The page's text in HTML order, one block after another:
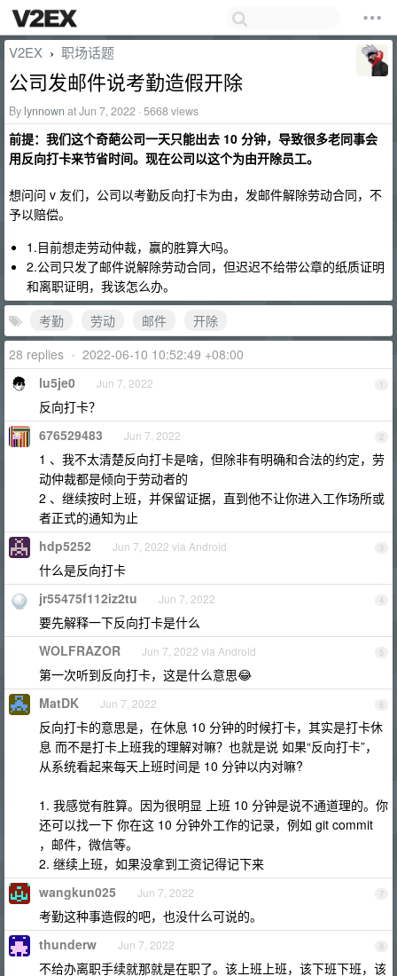
V2EX › 职场话题
公司发邮件说考勤造假开除
By lynnown at Jun 7, 2022 · 5668 views
前提：我们这个奇葩公司一天只能出去 10 分钟，导致很多老同事会
用反向打卡来节省时间。现在公司以这个为由开除员工。
想问问 v 友们，公司以考勤反向打卡为由，发邮件解除劳动合同，不
予以赔偿。
1.目前想走劳动仲裁，赢的胜算大吗。
2.公司只发了邮件说解除劳动合同，但迟迟不给带公章的纸质证明
和离职证明，我该怎么办。
考勤
劳动 邮件
开除
28 replies • 2022-06-10 10:52:49 +08:00
1
lu5je0 Jun 7, 2022
反向打卡？
2
676529483 Jun 7, 2022
1 、我不太清楚反向打卡是啥，但除非有明确和合法的约定，劳
动仲裁都是倾向于劳动者的
2 、继续按时上班，并保留证据，直到他不让你进入工作场所或
者正式的通知为止
3
hdp5252 Jun 7, 2022 via Android
什么是反向打卡
4
jr55475f112iz2tu Jun 7, 2022
要先解释一下反向打卡是什么
5
WOLFRAZOR Jun 7, 2022 via Android
第一次听到反向打卡，这是什么意思😂
6
MatDK Jun 7, 2022
反向打卡的意思是，在休息 10 分钟的时候打卡，其实是打卡休
息 而不是打卡上班我的理解对嘛？也就是说 如果“反向打卡”，
从系统看起来每天上班时间是 10 分钟以内对嘛?
1. 我感觉有胜算。因为很明显 上班 10 分钟是说不通道理的。你
还可以找一下 你在这 10 分钟外工作的记录，例如 git commit
，邮件，微信等。
2. 继续上班，如果没拿到工资记得记下来
7
wangkun025 Jun 7, 2022
考勤这种事造假的吧，也没什么可说的。
8
thunderw Jun 7, 2022
不给办离职手续就那就是在职了。该上班上班，该下班下班，该